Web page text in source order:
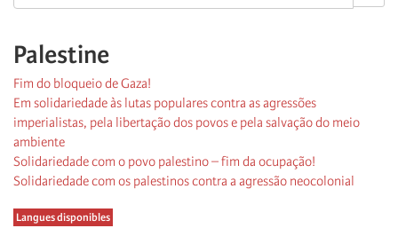
Palestine
Fim do bloqueio de Gaza!
Em solidariedade às lutas populares contra as agressões
imperialistas, pela libertação dos povos e pela salvação do meio
ambiente
Solidariedade com o povo palestino – fim da ocupação!
Solidariedade com os palestinos contra a agressão neocolonial
Langues disponibles